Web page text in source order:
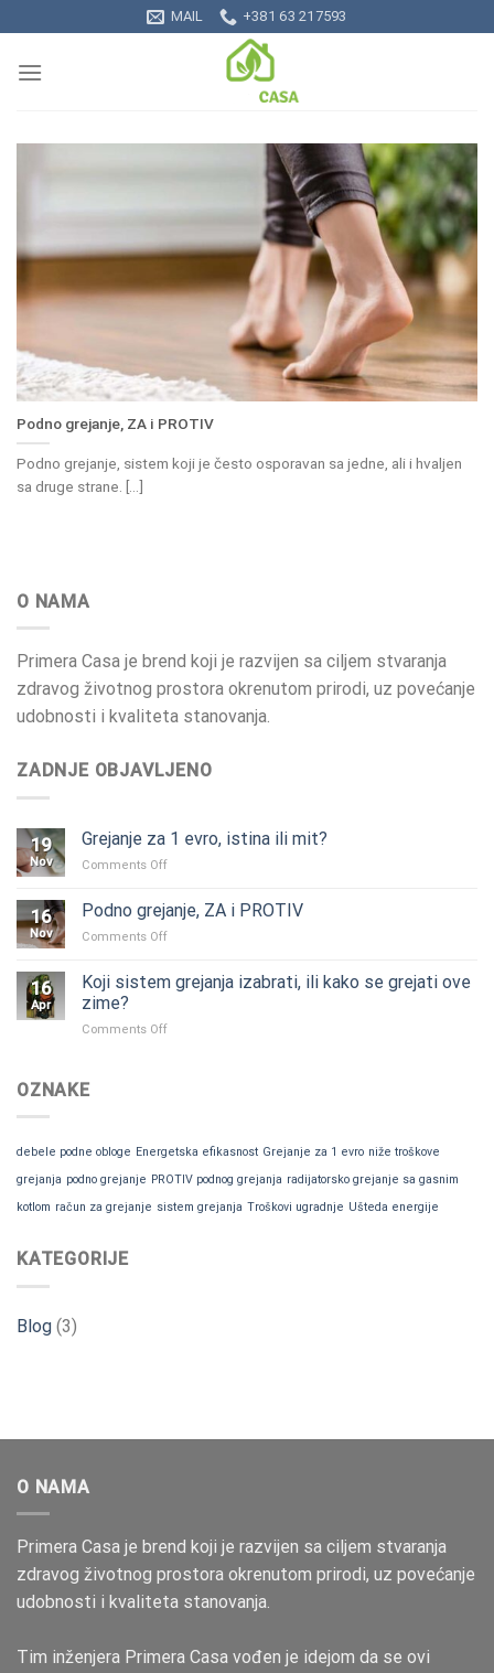
to
content
MAIL +381 63 217593
Podno grejanje, ZA i PROTIV
Podno grejanje, sistem koji je često osporavan sa jedne, ali i hvaljen
sa druge strane. [...]
O NAMA
Primera Casa je brend koji je razvijen sa ciljem stvaranja
zdravog životnog prostora okrenutom prirodi, uz povećanje
udobnosti i kvaliteta stanovanja.
ZADNJE OBJAVLJENO
19
Nov
Grejanje za 1 evro, istina ili mit?
Comments Offon
1
ili
mit?
16
Nov
Podno grejanje, ZA i PROTIV
Comments Offon
grejanje,
ZA
PROTIV
16
Apr
Koji sistem grejanja izabrati, ili kako se grejati ove
zime?
Comments Offon
se
grejati
zime?
OZNAKE
debele podne obloge Energetska efikasnost Grejanje za 1 evro niže troškove
grejanja podno grejanje PROTIV podnog grejanja radijatorsko grejanje sa gasnim
kotlom račun za grejanje sistem grejanja Troškovi ugradnje Ušteda energije
KATEGORIJE
Blog (3)
O NAMA
Primera Casa je brend koji je razvijen sa ciljem stvaranja
zdravog životnog prostora okrenutom prirodi, uz povećanje
udobnosti i kvaliteta stanovanja.
Tim inženjera Primera Casa vođen je idejom da se ovi